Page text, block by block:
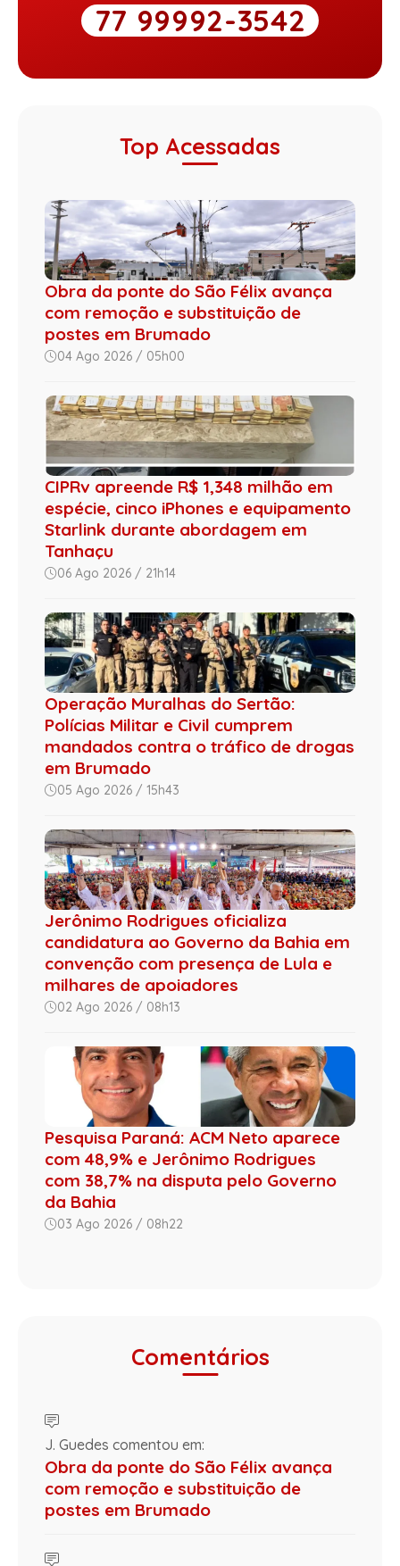
77 99992-3542
Top Acessadas
Obra da ponte do São Félix avança
com remoção e substituição de
postes em Brumado
04 Ago 2026 / 05h00
CIPRv apreende R$ 1,348 milhão em
espécie, cinco iPhones e equipamento
Starlink durante abordagem em
Tanhaçu
06 Ago 2026 / 21h14
Operação Muralhas do Sertão:
Polícias Militar e Civil cumprem
mandados contra o tráfico de drogas
em Brumado
05 Ago 2026 / 15h43
Jerônimo Rodrigues oficializa
candidatura ao Governo da Bahia em
convenção com presença de Lula e
milhares de apoiadores
02 Ago 2026 / 08h13
Pesquisa Paraná: ACM Neto aparece
com 48,9% e Jerônimo Rodrigues
com 38,7% na disputa pelo Governo
da Bahia
03 Ago 2026 / 08h22
Comentários
J. Guedes comentou em:
Obra da ponte do São Félix avança
com remoção e substituição de
postes em Brumado